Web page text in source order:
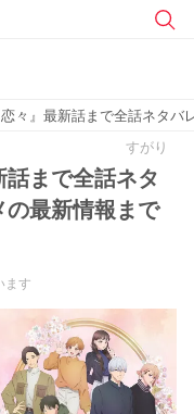
々』最新話まで全話ネタ
すがり
まで全話ネタ
最新情報まで
ます